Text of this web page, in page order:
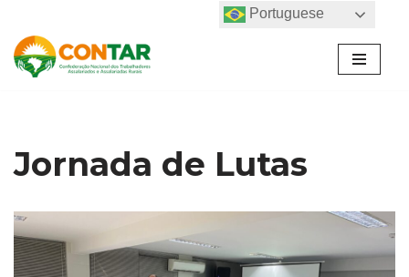
Pular
para
Jornada de Lutas
Portuguese